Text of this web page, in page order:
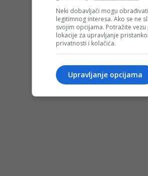
Neki dobavljači mogu
legitimnog interesa. Ako se ne
svojim opcijama. Potražite
lokacije za upravljanje
privatnosti i kolačića.
Upravljanje opcijama